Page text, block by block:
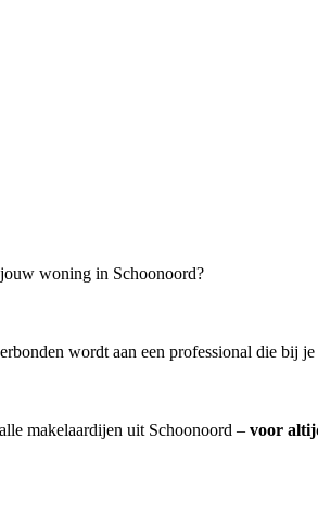
woning in Schoonoord?
wordt aan een professional die bij je
makelaardijen uit Schoonoord – voor